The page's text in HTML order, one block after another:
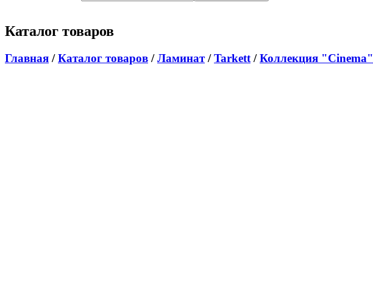
Каталог товаров
Главная /Каталог товаров /Ламинат/Tarkett /Коллекция "Cinema"